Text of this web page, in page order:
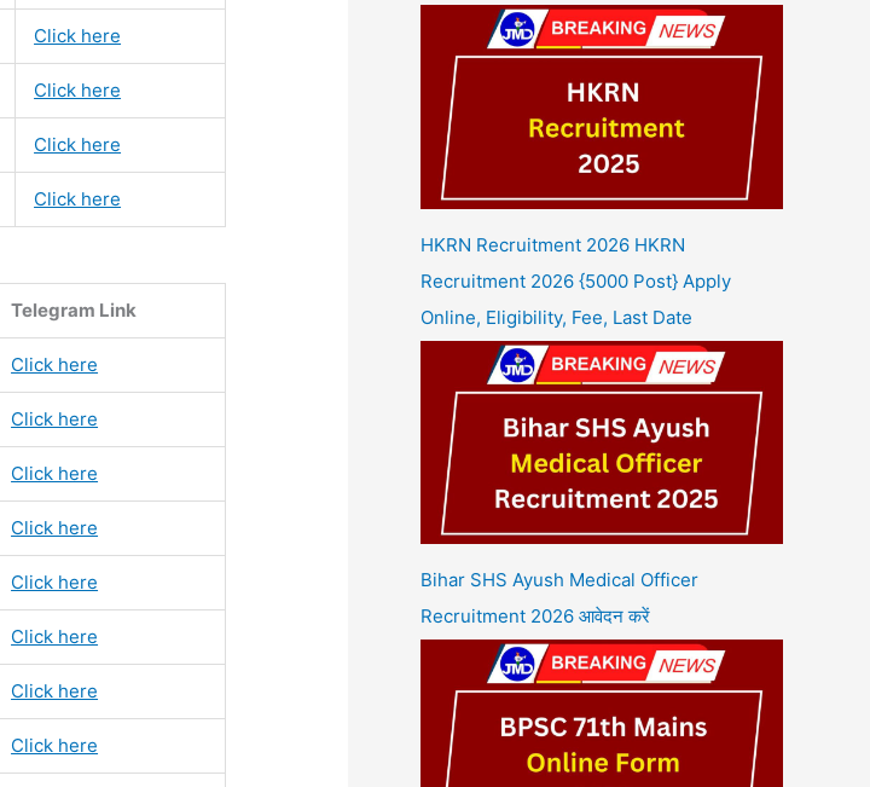
Click here
Click here
Click here
Click here
Telegram Link
Click here
Click here
Click here
Click here
Click here
Click here
Click here
Click here
HKRN Recruitment 2026 HKRN
Recruitment 2026 {5000 Post} Apply
Online, Eligibility, Fee, Last Date
Bihar SHS Ayush Medical Officer
Recruitment 2026 आवेदन करें